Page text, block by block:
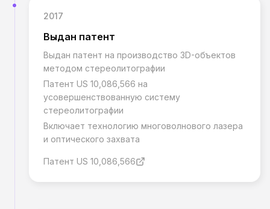
2017
Выдан патент
Выдан патент на производство 3D-объектов
методом стереолитографии
Патент US 10,086,566 на
усовершенствованную систему
стереолитографии
Включает технологию многоволнового лазера
и оптического захвата
Патент US 10,086,566